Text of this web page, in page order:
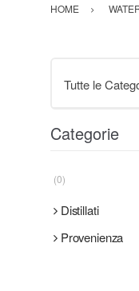
HOME
Tutte le
Categorie
(0)
Distillati
Provenienza